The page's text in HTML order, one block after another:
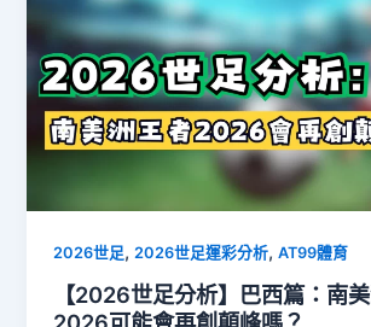
2026世足,2026世足運彩分析,AT99體育
【2026世足分析】巴西篇：南